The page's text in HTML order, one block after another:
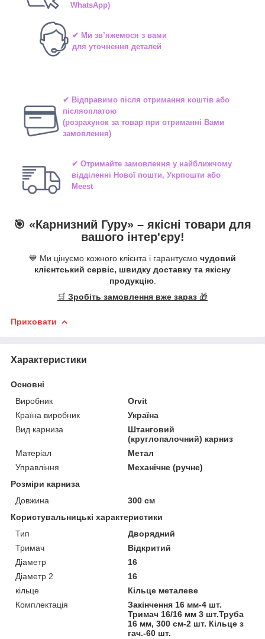
WhatsApp)
✔ Ми зв’яжемося з вами
для уточнення деталей
✔ Відправимо після отримання коштів або
післяоплатою
(розрахунок за товар при отриманні Вами
замовлення)
✔ Отримайте замовлення у найближчому
відділенні Нової пошти, Укрпошти або
Meest
🎯 «Карнизний Гуру» – якісні товари для
вашого інтер'єру!
💙 Ми цінуємо кожного клієнта і гарантуємо чудовий
клієнтський сервіс, швидку доставку та якісну
продукцію.
🛒 Зробіть замовлення вже зараз 🎁
Приховати
Характеристики
Основні
Виробник
Orvit
Країна виробник
Україна
Вид карниза
Штанговий
(круглопалочний) карниз
Матеріал
Метал
Управління
Механічне (ручне)
Розміри карниза
Довжина
300 см
Користувальницькі характеристики
Тип
Дворядний
Тримач
Відкритий
Діаметр
16
Діаметр 2
16
кільце
Кільце металеве
Комплектація
Закінчення 16 мм-4 шт.
Тримач 16/16 мм 3 шт.Труба
16 мм, 300 см-2 шт. Кільце з
гач.-60 шт.